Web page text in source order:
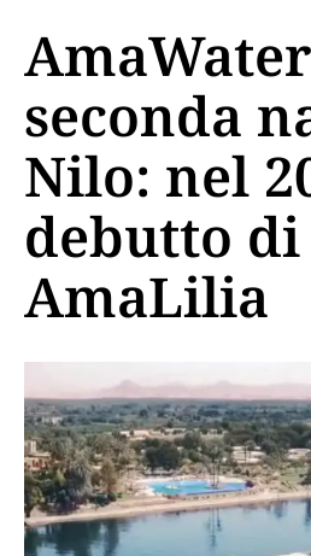
seconda
Nilo: nel
debutto di
AmaLilia